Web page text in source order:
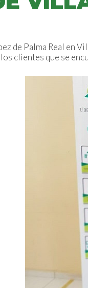
de Palma Real en
clientes que se